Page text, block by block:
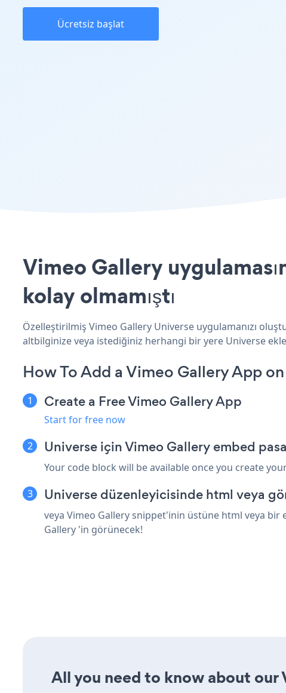
Ücretsiz başlat
Vimeo Gallery
kolay olmamıştı
Özelleştirilmiş Vimeo Gallery Universe uygulamanızı
altbilginize veya istediğiniz herhangi bir yere Universe
How To Add a Vimeo Gallery App
Create a Free Vimeo Gallery App
Start for free now
Universe için Vimeo Gallery embed
Your code block will be available once you create
Universe düzenleyicisinde html veya
veya Vimeo Gallery snippet'inin üstüne html veya bir
Gallery 'in görünecek!
All you need to know about our